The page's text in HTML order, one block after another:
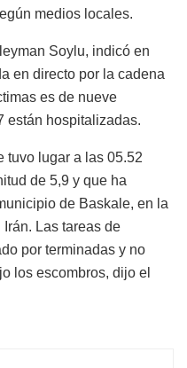
medios locales.
Soylu, indicó en
en directo por la cadena
es de nueve
están hospitalizadas.
tuvo lugar a las 05.52
de 5,9 y que ha
de Baskale, en la
Las tareas de
por terminadas y no
los escombros, dijo el